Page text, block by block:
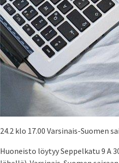
24.2 klo 17.00 Varsinais-
Huoneisto löytyy Seppelkatu 9 A